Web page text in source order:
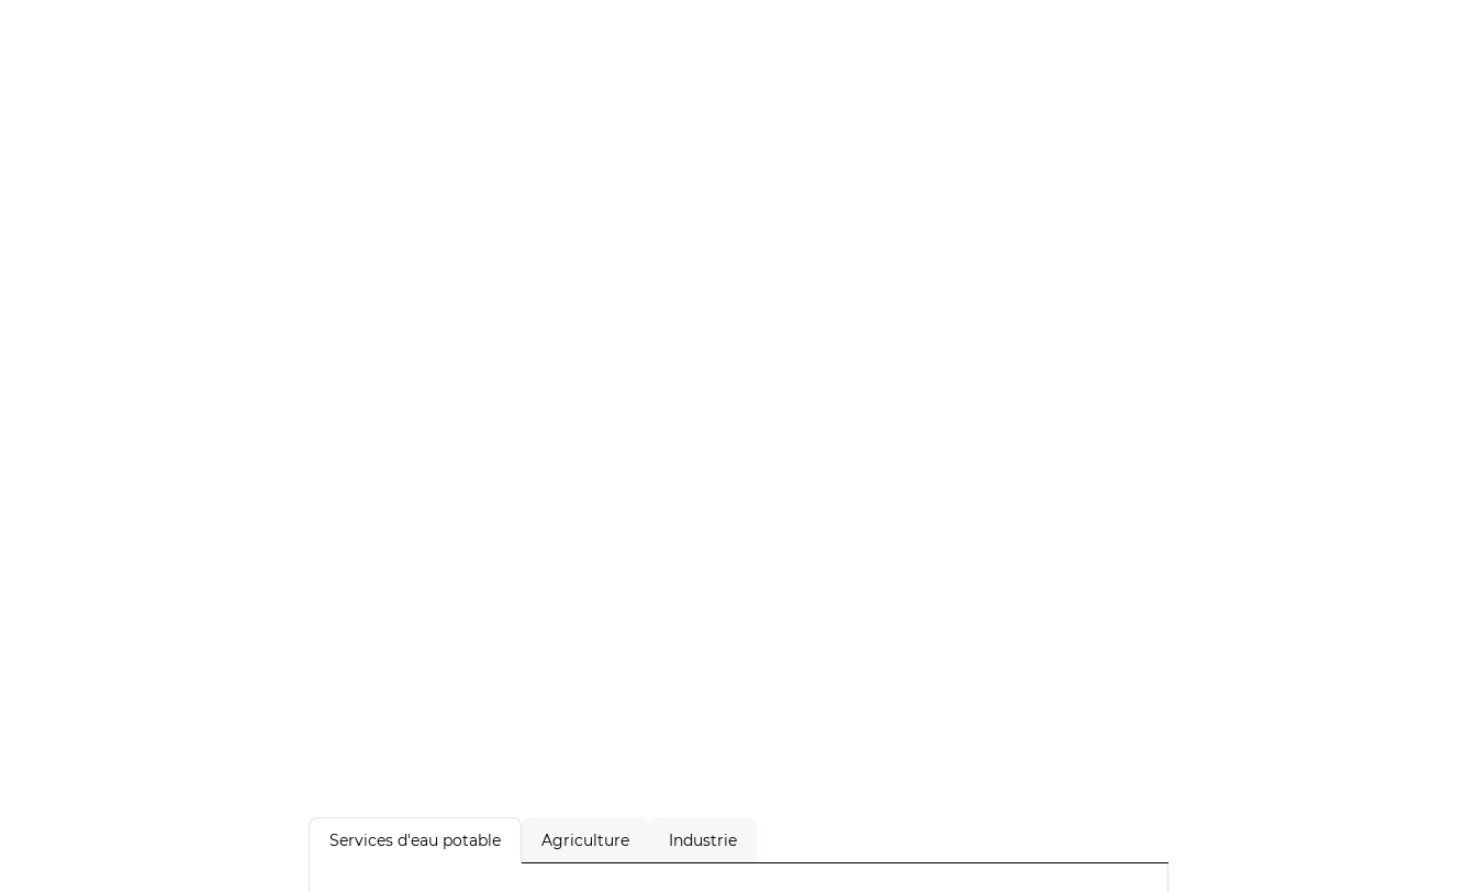
Services d'eau potable Agriculture Industrie